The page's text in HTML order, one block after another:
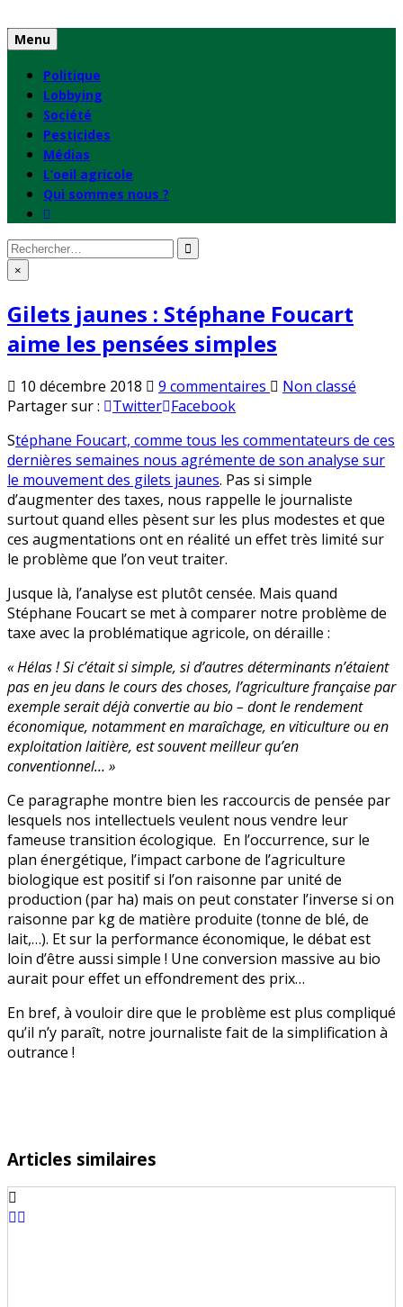
to
content
Menu
Politique
Lobbying
Société
Pesticides
Médias
L’oeil agricole
Qui sommes nous ?
Rechercher
: ×
Gilets jaunes : Stéphane Foucart
aime les pensées simples
10 décembre 2018 9 commentaires sur
:
Stéphane
Foucart
aime
les
pensées
Publié
Non classé
Partager sur :
Twitter Facebook
Stéphane Foucart, comme tous les commentateurs de ces
dernières semaines nous agrémente de son analyse sur
le mouvement des gilets jaunes. Pas si simple
d’augmenter des taxes, nous rappelle le journaliste
surtout quand elles pèsent sur les plus modestes et que
ces augmentations ont en réalité un effet très limité sur
le problème que l’on veut traiter.
Jusque là, l’analyse est plutôt censée. Mais quand
Stéphane Foucart se met à comparer notre problème de
taxe avec la problématique agricole, on déraille :
« Hélas ! Si c’était si simple, si d’autres déterminants n’étaient
pas en jeu dans le cours des choses, l’agriculture française par
exemple serait déjà convertie au bio – dont le rendement
économique, notamment en maraîchage, en viticulture ou en
exploitation laitière, est souvent meilleur qu’en
conventionnel… »
Ce paragraphe montre bien les raccourcis de pensée par
lesquels nos intellectuels veulent nous vendre leur
fameuse transition écologique. En l’occurrence, sur le
plan énergétique, l’impact carbone de l’agriculture
biologique est positif si l’on raisonne par unité de
production (par ha) mais on peut constater l’inverse si on
raisonne par kg de matière produite (tonne de blé, de
lait,…). Et sur la performance économique, le débat est
loin d’être aussi simple ! Une conversion massive au bio
aurait pour effet un effondrement des prix…
En bref, à vouloir dire que le problème est plus compliqué
qu’il n’y paraît, notre journaliste fait de la simplification à
outrance !
Articles similaires